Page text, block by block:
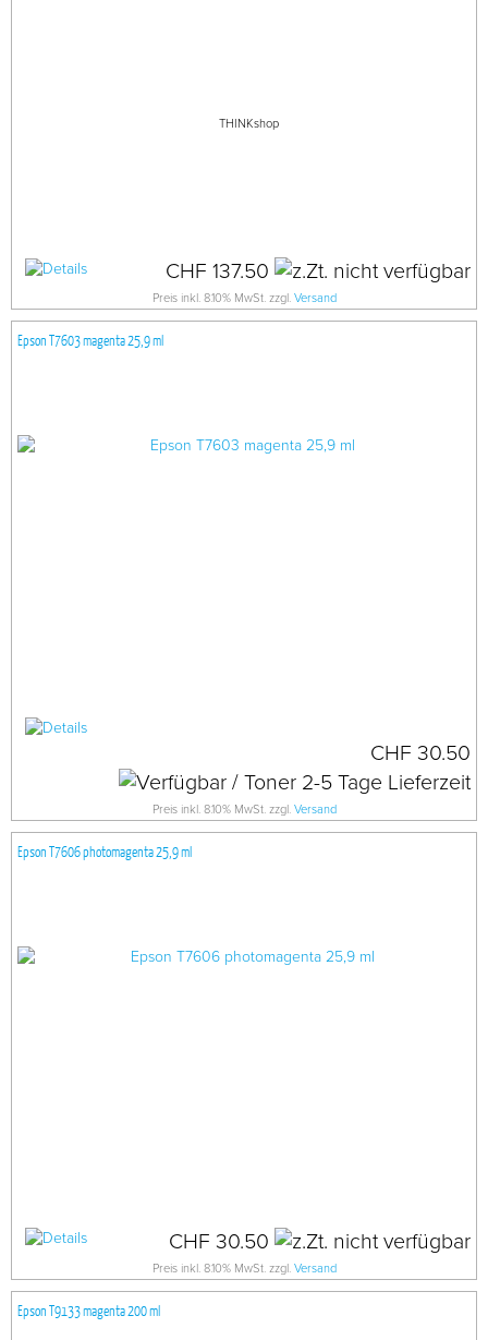
THINKshop
CHF 137.50
Preis inkl. 8.10% MwSt. zzgl. Versand
Epson T7603 magenta 25,9 ml
CHF 30.50
Preis inkl. 8.10% MwSt. zzgl. Versand
Epson T7606 photomagenta 25,9 ml
CHF 30.50
Preis inkl. 8.10% MwSt. zzgl. Versand
Epson T9133 magenta 200 ml